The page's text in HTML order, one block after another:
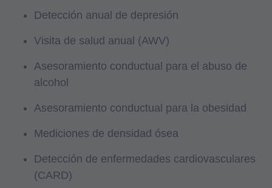
Detección anual de depresión
Visita de salud anual (AWV)
Asesoramiento conductual para el abuso de
alcohol
Asesoramiento conductual para la obesidad
Mediciones de densidad ósea
Detección de enfermedades cardiovasculares
(CARD)
archivo/producto. Este acuerdo se dará por
términos. La ADA es una tercera parte
beneficiaria de este acuerdo.
licencia está determinado por la ADA, el
CDT debe ser presentada a la ADA. Los
usuarios finales no actúan para o en